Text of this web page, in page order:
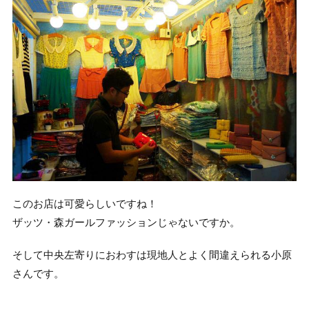
このお店は可愛らしいですね！
ザッツ・森ガールファッションじゃないですか。
そして中央左寄りにおわすは現地人とよく間違えられる小原
さんです。